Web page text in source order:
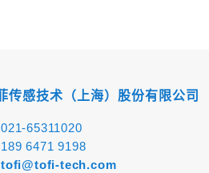
传感技术（上海）股份有限公司
021-65311020
189 6471 9198
tofi@tofi-tech.com